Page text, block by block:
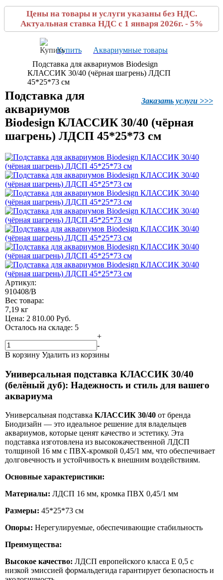
Цены на товары и услуги указаны без НДС.
Актуальная ставка НДС с 1 января 2026г. - 5%
Купить
Аквариумные товары
Подставка для аквариумов Biodesign
КЛАССИК 30/40 (чёрная шагрень) ЛДСП
45*25*73 см
Заказать услуги >>>
Подставка для
аквариумов
Biodesign КЛАССИК 30/40 (чёрная
шагрень) ЛДСП 45*25*73 см
Артикул:
910408/B
Вес товара:
7,19 кг
Цена: 2 810.00 Руб.
Осталось на складе: 5
+
-
В корзину Удалить из корзины
Универсальная подставка КЛАССИК 30/40
(белёный дуб): Надежность и стиль для вашего
аквариума
Универсальная подставка КЛАССИК 30/40 от бренда
Биодизайн — это идеальное решение для владельцев
аквариумов, которые ценят качество и эстетику. Эта
подставка изготовлена из высококачественной ЛДСП
толщиной 16 мм с ПВХ-кромкой 0,45/1 мм, что обеспечивает
долговечность и устойчивость к внешним воздействиям.
Основные характеристики:
Материалы: ЛДСП 16 мм, кромка ПВХ 0,45/1 мм
Размеры: 45*25*73 см
Опоры: Нерегулируемые, обеспечивающие стабильность
Преимущества:
Высокое качество: ЛДСП европейского класса E 0,5 с
низкой эмиссией формальдегида гарантирует безопасность и